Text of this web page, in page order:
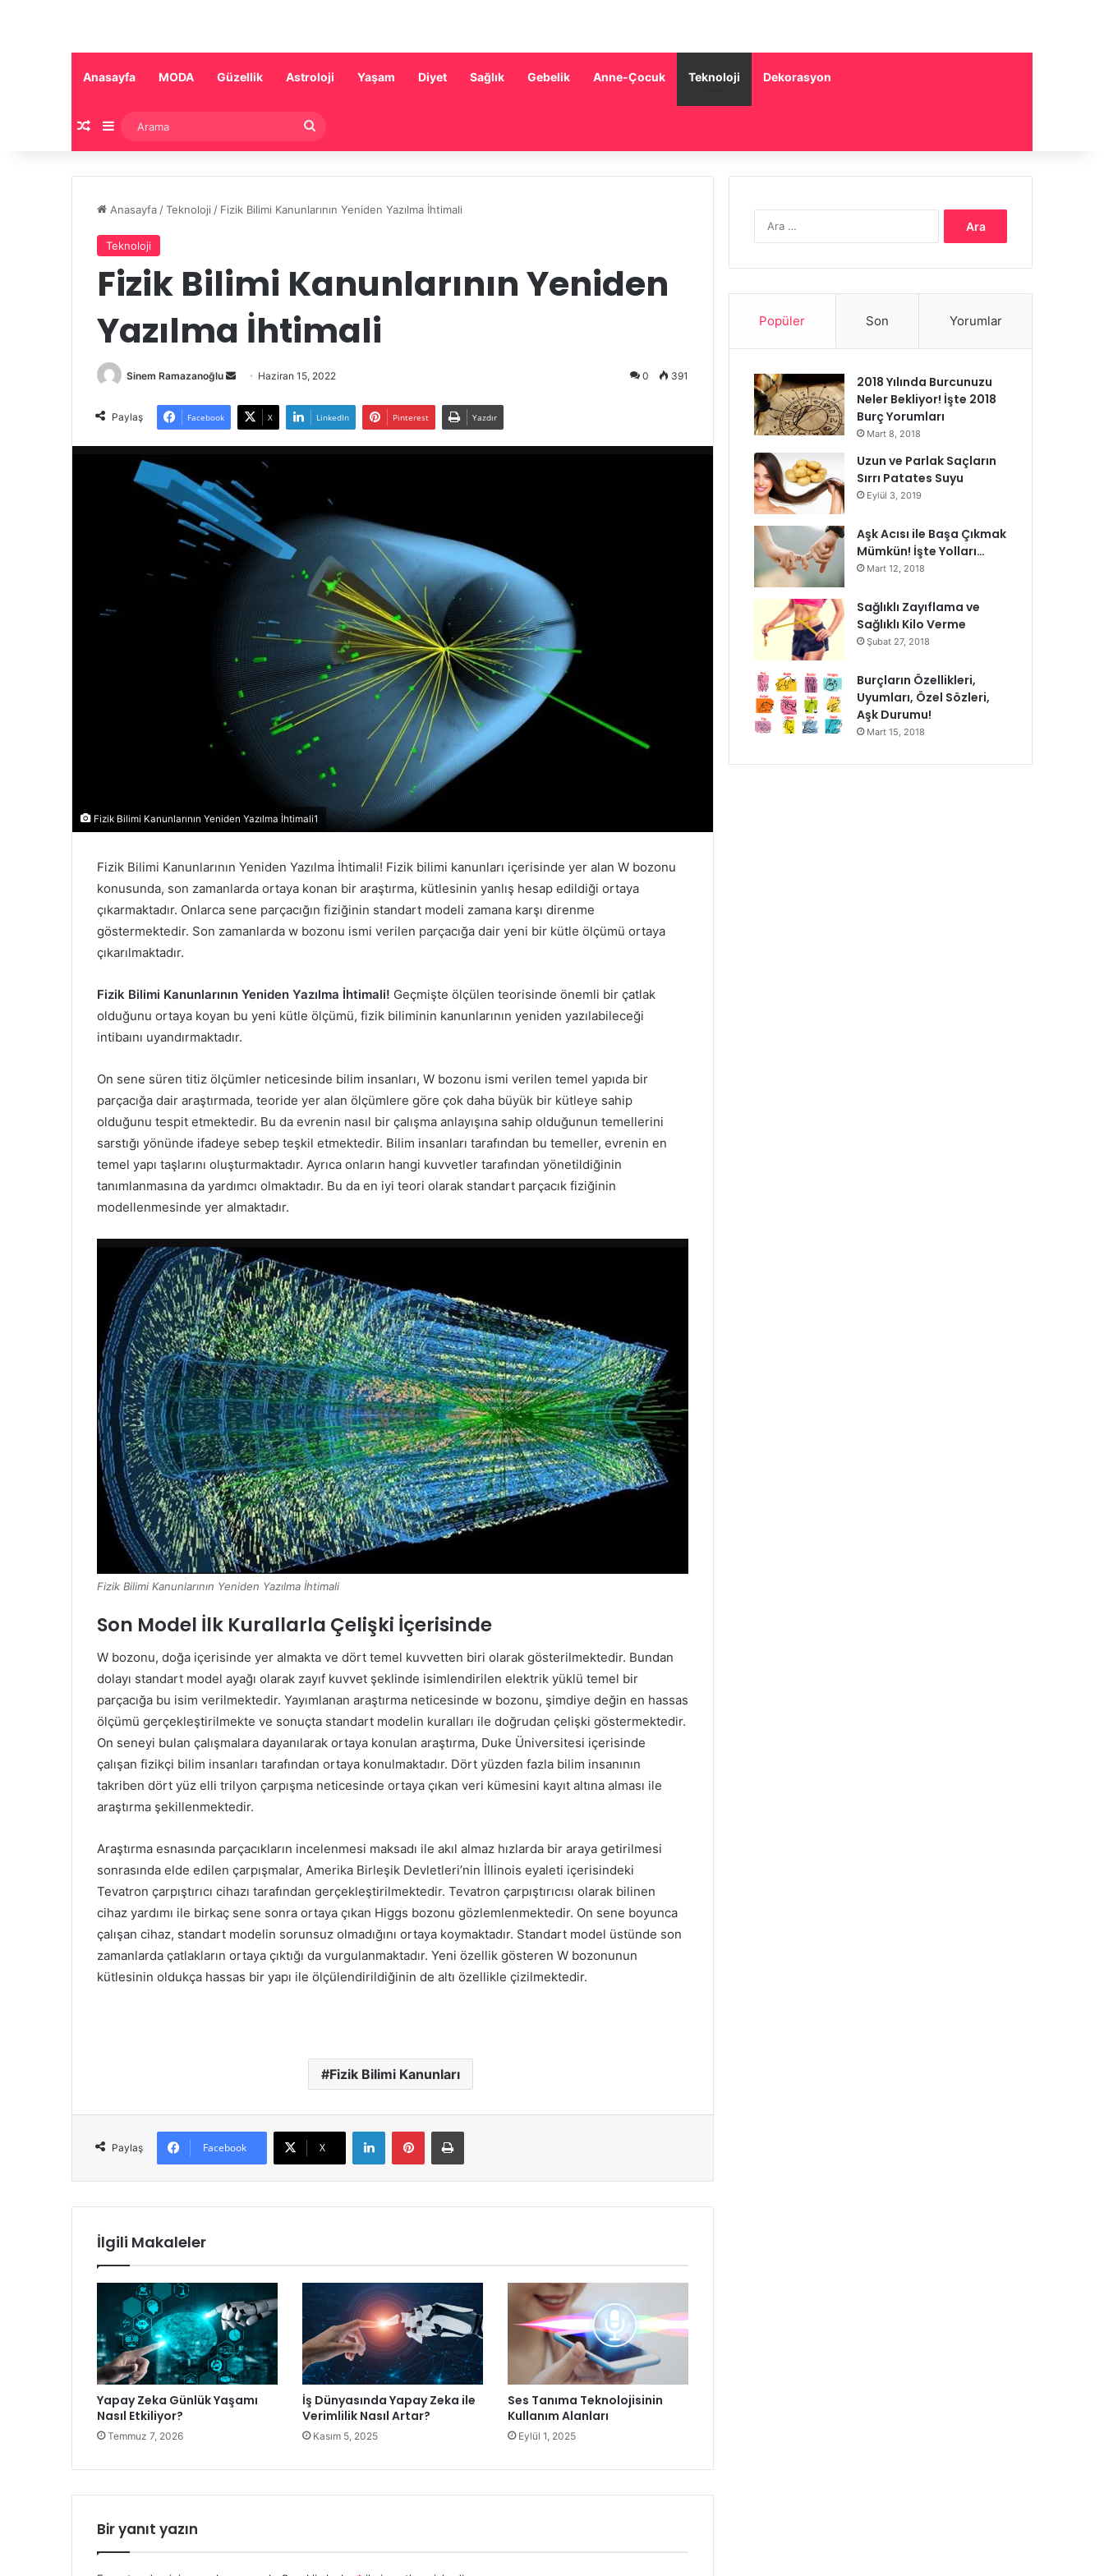
Anasayfa MODA Güzellik Astroloji Yaşam Diyet Sağlık Gebelik Anne-Çocuk Teknoloji Dekorasyon
Rastgele Makale
Kenar Bölmesi
Anasayfa /Teknoloji / Fizik Bilimi Kanunlarının Yeniden Yazılma İhtimali
Teknoloji
Fizik Bilimi Kanunlarının Yeniden
Yazılma İhtimali
Sinem Ramazanoğlu
Bir
posta
Haziran 15, 2022 0 391
Paylaş Facebook X LinkedIn Pinterest Yazdır
Fizik Bilimi Kanunlarının Yeniden Yazılma İhtimali1
Fizik Bilimi Kanunlarının Yeniden Yazılma İhtimali! Fizik bilimi kanunları içerisinde yer alan W bozonu
konusunda, son zamanlarda ortaya konan bir araştırma, kütlesinin yanlış hesap edildiği ortaya
çıkarmaktadır. Onlarca sene parçacığın fiziğinin standart modeli zamana karşı direnme
göstermektedir. Son zamanlarda w bozonu ismi verilen parçacığa dair yeni bir kütle ölçümü ortaya
çıkarılmaktadır.
Fizik Bilimi Kanunlarının Yeniden Yazılma İhtimali! Geçmişte ölçülen teorisinde önemli bir çatlak
olduğunu ortaya koyan bu yeni kütle ölçümü, fizik biliminin kanunlarının yeniden yazılabileceği
intibaını uyandırmaktadır.
On sene süren titiz ölçümler neticesinde bilim insanları, W bozonu ismi verilen temel yapıda bir
parçacığa dair araştırmada, teoride yer alan ölçümlere göre çok daha büyük bir kütleye sahip
olduğunu tespit etmektedir. Bu da evrenin nasıl bir çalışma anlayışına sahip olduğunun temellerini
sarstığı yönünde ifadeye sebep teşkil etmektedir. Bilim insanları tarafından bu temeller, evrenin en
temel yapı taşlarını oluşturmaktadır. Ayrıca onların hangi kuvvetler tarafından yönetildiğinin
tanımlanmasına da yardımcı olmaktadır. Bu da en iyi teori olarak standart parçacık fiziğinin
modellenmesinde yer almaktadır.
Fizik Bilimi Kanunlarının Yeniden Yazılma İhtimali
Son Model İlk Kurallarla Çelişki İçerisinde
W bozonu, doğa içerisinde yer almakta ve dört temel kuvvetten biri olarak gösterilmektedir. Bundan
dolayı standart model ayağı olarak zayıf kuvvet şeklinde isimlendirilen elektrik yüklü temel bir
parçacığa bu isim verilmektedir. Yayımlanan araştırma neticesinde w bozonu, şimdiye değin en hassas
ölçümü gerçekleştirilmekte ve sonuçta standart modelin kuralları ile doğrudan çelişki göstermektedir.
On seneyi bulan çalışmalara dayanılarak ortaya konulan araştırma, Duke Üniversitesi içerisinde
çalışan fizikçi bilim insanları tarafından ortaya konulmaktadır. Dört yüzden fazla bilim insanının
takriben dört yüz elli trilyon çarpışma neticesinde ortaya çıkan veri kümesini kayıt altına alması ile
araştırma şekillenmektedir.
Araştırma esnasında parçacıkların incelenmesi maksadı ile akıl almaz hızlarda bir araya getirilmesi
sonrasında elde edilen çarpışmalar, Amerika Birleşik Devletleri’nin İllinois eyaleti içerisindeki
Tevatron çarpıştırıcı cihazı tarafından gerçekleştirilmektedir. Tevatron çarpıştırıcısı olarak bilinen
cihaz yardımı ile birkaç sene sonra ortaya çıkan Higgs bozonu gözlemlenmektedir. On sene boyunca
çalışan cihaz, standart modelin sorunsuz olmadığını ortaya koymaktadır. Standart model üstünde son
zamanlarda çatlakların ortaya çıktığı da vurgulanmaktadır. Yeni özellik gösteren W bozonunun
kütlesinin oldukça hassas bir yapı ile ölçülendirildiğinin de altı özellikle çizilmektedir.
Fizik Bilimi Kanunları
Paylaş Facebook X
LinkedInPinterestYazdır
İlgili Makaleler
Yapay Zeka Günlük Yaşamı
Nasıl Etkiliyor?
Temmuz 7, 2026
İş Dünyasında Yapay Zeka ile
Verimlilik Nasıl Artar?
Kasım 5, 2025
Ses Tanıma Teknolojisinin
Kullanım Alanları
Eylül 1, 2025
Bir yanıt yazın
Popüler Son Yorumlar
2018 Yılında Burcunuzu
Neler Bekliyor! İşte 2018
Burç Yorumları
Mart 8, 2018
Uzun ve Parlak Saçların
Sırrı Patates Suyu
Eylül 3, 2019
Aşk Acısı ile Başa Çıkmak
Mümkün! İşte Yolları…
Mart 12, 2018
Sağlıklı Zayıflama ve
Sağlıklı Kilo Verme
Şubat 27, 2018
Burçların Özellikleri,
Uyumları, Özel Sözleri,
Aşk Durumu!
Mart 15, 2018